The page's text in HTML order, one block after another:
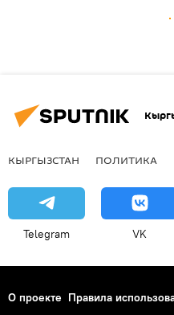
КЫРГЫЗСТАН ПОЛИТИКА
Telegram VK
О проекте Правила